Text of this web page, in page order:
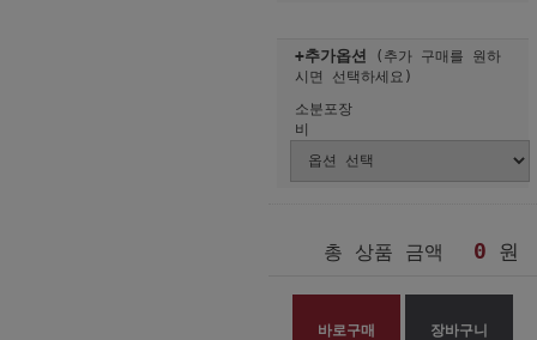
+추가옵션
(추가 구매를 원하
시면 선택하세요)
소분포장
비
총 상품 금액 0 원
바로구매 장바구니